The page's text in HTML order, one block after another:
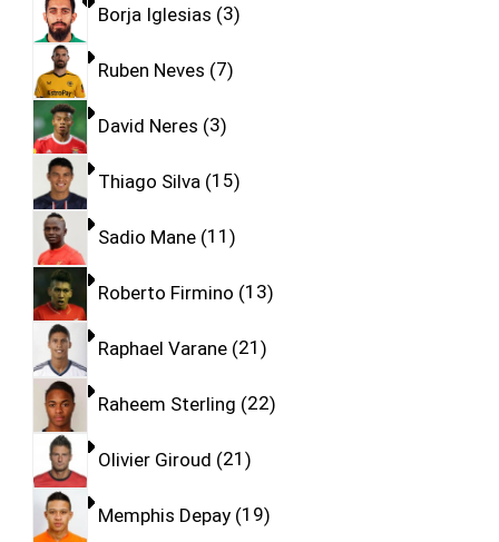
Borja Iglesias 3
Ruben Neves 7
David Neres 3
Thiago Silva 15
Sadio Mane 11
Roberto Firmino 13
Raphael Varane 21
Raheem Sterling 22
Olivier Giroud 21
Memphis Depay 19